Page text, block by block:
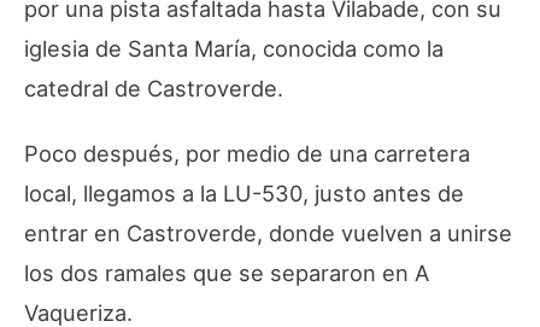
por una pista asfaltada hasta Vilabade, con su
iglesia de Santa María, conocida como la
catedral de Castroverde.
Poco después, por medio de una carretera
local, llegamos a la LU-530, justo antes de
entrar en Castroverde, donde vuelven a unirse
los dos ramales que se separaron en A
Vaqueriza.